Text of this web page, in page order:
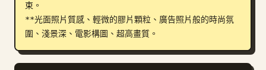
束。
**光面照片質感、輕微的膠片顆粒、廣告照片般的時尚氛
圍、淺景深、電影構圖、超高畫質。